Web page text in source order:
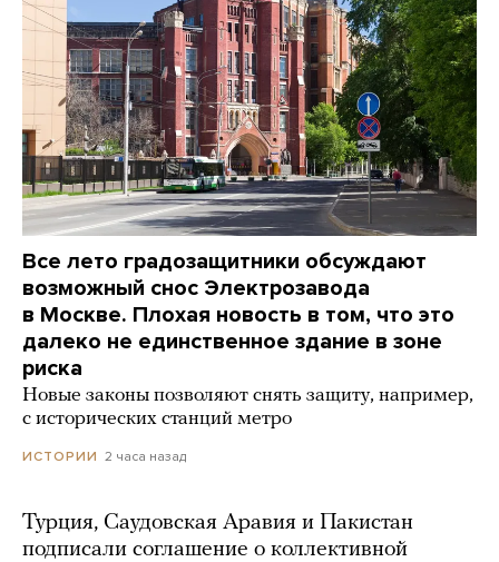
Все лето градозащитники обсуждают
возможный снос Электрозавода
в Москве. Плохая новость в том, что это
далеко не единственное здание в зоне
риска
Новые законы позволяют снять защиту, например,
с исторических станций метро
ИСТОРИИ 2 часа назад
Турция, Саудовская Аравия и Пакистан
подписали соглашение о коллективной